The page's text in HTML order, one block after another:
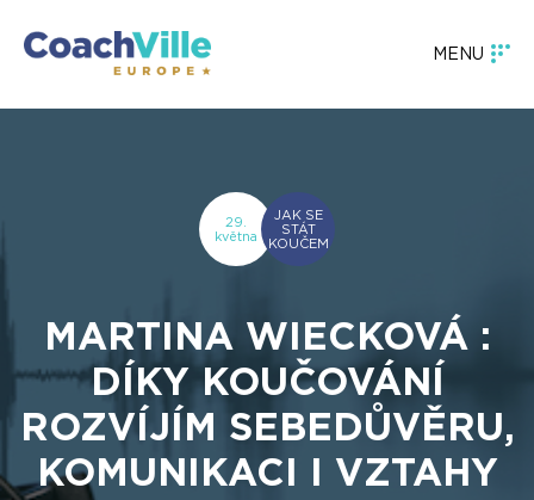
MENU
29.
května
JAK SE
STÁT
KOUČEM
MARTINA WIECKOVÁ :
DÍKY KOUČOVÁNÍ
ROZVÍJÍM SEBEDŮVĚRU,
KOMUNIKACI I VZTAHY